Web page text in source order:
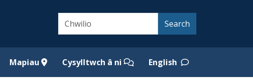
Search Search
Mapiau Cysylltwch â ni English